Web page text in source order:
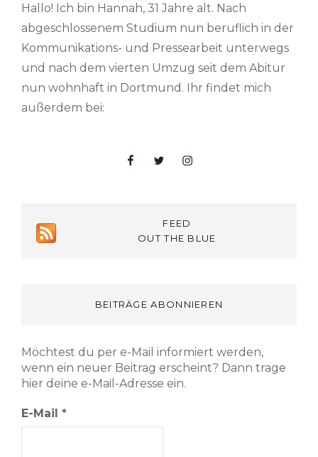
Hallo! Ich bin Hannah, 31 Jahre alt. Nach
abgeschlossenem Studium nun beruflich in der
Kommunikations- und Pressearbeit unterwegs
und nach dem vierten Umzug seit dem Abitur
nun wohnhaft in Dortmund. Ihr findet mich
außerdem bei:
FacebookTwitterInsta
FEED
OUT THE BLUE
BEITRÄGE ABONNIEREN
Möchtest du per e-Mail informiert werden,
wenn ein neuer Beitrag erscheint? Dann trage
hier deine e-Mail-Adresse ein.
E-Mail *